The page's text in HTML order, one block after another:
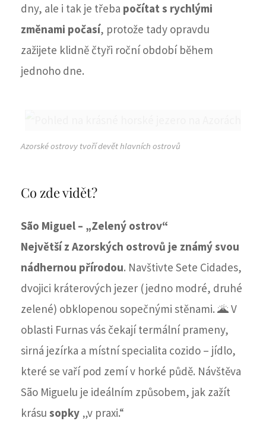
dny, ale i tak je třeba počítat s rychlými
změnami počasí, protože tady opravdu
zažijete klidně čtyři roční období během
jednoho dne.
Azorské ostrovy tvoří devět hlavních ostrovů
Co zde vidět?
São Miguel – „Zelený ostrov“
Největší z Azorských ostrovů je známý svou
nádhernou přírodou. Navštivte Sete Cidades,
dvojici kráterových jezer (jedno modré, druhé
zelené) obklopenou sopečnými stěnami. 🌋 V
oblasti Furnas vás čekají termální prameny,
sirná jezírka a místní specialita cozido – jídlo,
které se vaří pod zemí v horké půdě. Návštěva
São Miguelu je ideálním způsobem, jak zažít
krásu sopky „v praxi.“